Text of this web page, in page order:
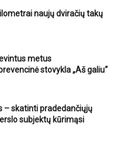
naujų dviračių takų
metus
stovykla „Aš galiu“
– skatinti pradedančiųjų
subjektų kūrimąsi